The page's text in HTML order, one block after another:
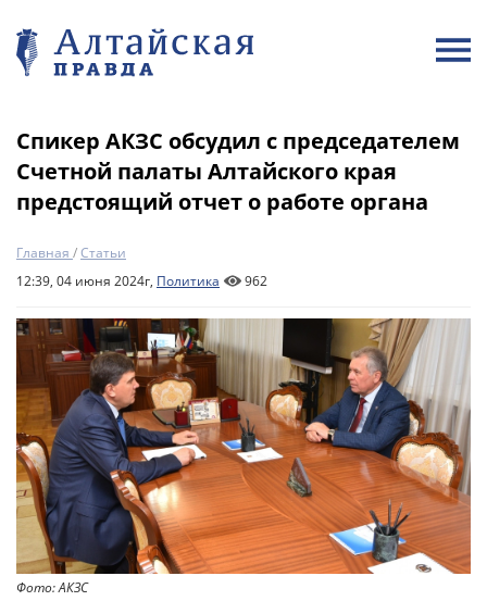
Спикер АКЗС обсудил с председателем
Счетной палаты Алтайского края
предстоящий отчет о работе органа
Главная /Статьи
12:39, 04 июня 2024г, Политика 962
Фото: АКЗС